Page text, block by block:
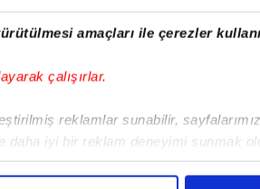
amaçları ile çerezler
çalışırlar.
reklamlar sunabilir,
daha iyi bir reklam deneyimi sunmak
ve bu noktada, reklamların